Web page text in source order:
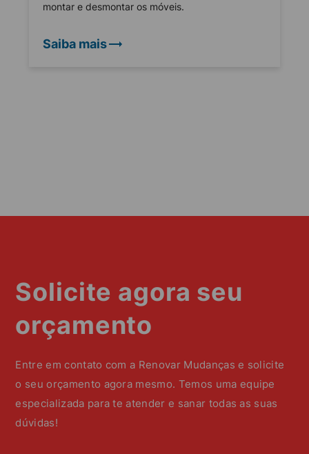
montar e desmontar os móveis.
Saiba mais
Solicite agora seu
orçamento
Entre em contato com a Renovar Mudanças e solicite
o seu orçamento agora mesmo. Temos uma equipe
especializada para te atender e sanar todas as suas
dúvidas!